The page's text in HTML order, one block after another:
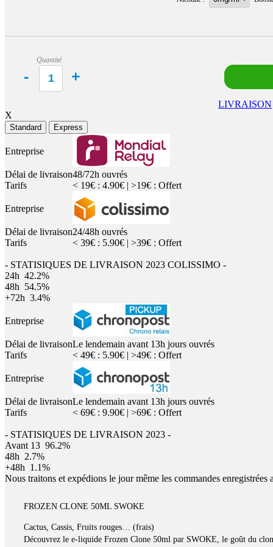
Quantité
LIVRAISON
X
Standard Express
Entreprise
Délai de livraison48/72h ouvrés
Tarifs
< 19€ : 4.90€ | >19€ : Offert
Entreprise
Délai de livraison24/48h ouvrés
Tarifs
< 39€ : 5.90€ | >39€ : Offert
- STATISIQUES DE LIVRAISON 2023 COLISSIMO -
24h 42.2%
48h 54.5%
+72h 3.4%
Entreprise
Délai de livraisonLe lendemain avant 13h jours ouvrés
Tarifs
< 49€ : 5.90€ | >49€ : Offert
Entreprise
Délai de livraisonLe lendemain avant 13h jours ouvrés
Tarifs
< 69€ : 9.90€ | >69€ : Offert
- STATISIQUES DE LIVRAISON 2023 -
Avant 13 96.2%
48h 2.7%
+48h 1.1%
Nous traitons et expédions le jour même les commandes
FROZEN CLONE 50ML SWOKE
Cactus, Cassis, Fruits rouges… (frais)
Découvrez le e-liquide Frozen Clone 50ml par SWOKE, le goût du